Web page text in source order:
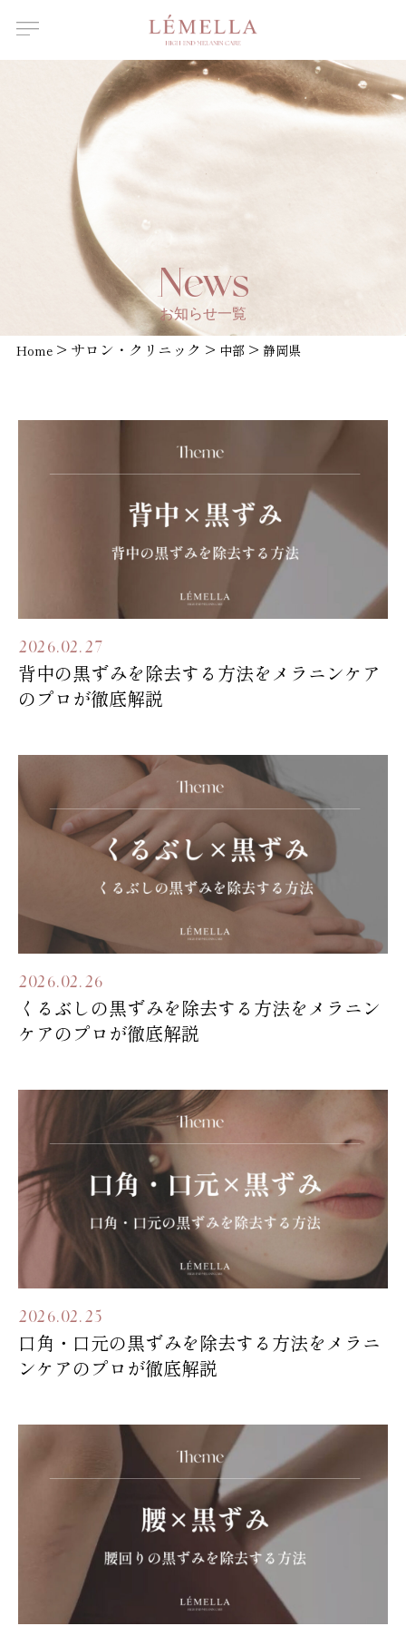
About Us
ルメラについて
Features
ルメラの特徴
Introductory
course
ルメラ導入講習について
Certified
Instructor
認定講師一覧
Salons /
Clinics
News
お知らせ
News
お知らせ一覧
Home > サロン・クリニック > 中部 > 静岡県
2026.02.27
背中の黒ずみを除去する方法をメラニンケア
のプロが徹底解説
2026.02.26
くるぶしの黒ずみを除去する方法をメラニン
ケアのプロが徹底解説
2026.02.25
口角・口元の黒ずみを除去する方法をメラニ
ンケアのプロが徹底解説